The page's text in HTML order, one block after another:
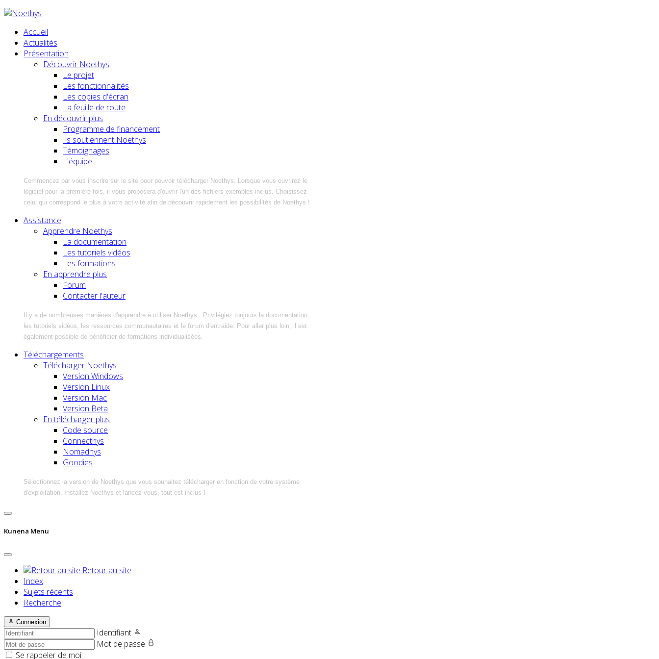
Accueil
Actualités
Présentation
Découvrir Noethys
Le projet
Les fonctionnalités
Les copies d'écran
La feuille de route
En découvrir plus
Programme de financement
Ils soutiennent Noethys
Témoignages
L'équipe
Commencez par vous inscrire sur le site pour pouvoir télécharger Noethys. Lorsque vous ouvrirez le
logiciel pour la première fois, il vous proposera d'ouvrir l'un des fichiers exemples inclus. Choisissez
celui qui correspond le plus à votre activité afin de découvrir rapidement les possibilités de Noethys !
Assistance
Apprendre Noethys
La documentation
Les tutoriels vidéos
Les formations
En apprendre plus
Forum
Contacter l'auteur
Il y a de nombreuses manières d'apprendre à utiliser Noethys : Privilégiez toujours la documentation,
les tutoriels vidéos, les ressources communautaires et le forum d'entraide. Pour aller plus loin, il est
également possible de bénéficier de formations individualisées.
Téléchargements
Télécharger Noethys
Version Windows
Version Linux
Version Mac
Version Beta
En télécharger plus
Code source
Connecthys
Nomadhys
Goodies
Sélectionnez la version de Noethys que vous souhaitez télécharger en fonction de votre système
d'exploitation. Installez Noethys et lancez-vous, tout est inclus !
Kunena Menu
Retour au site
Index
Sujets récents
Recherche
Connexion
Identifiant
Mot de passe
Se rappeler de moi